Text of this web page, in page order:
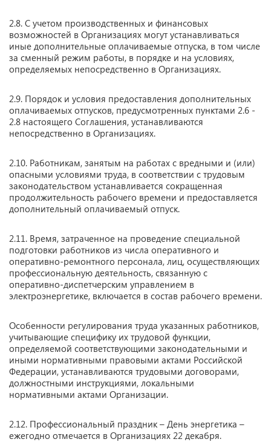
2.8. С учетом производственных и финансовых
возможностей в Организациях могут устанавливаться
иные дополнительные оплачиваемые отпуска, в том числе
за сменный режим работы, в порядке и на условиях,
определяемых непосредственно в Организациях.
2.9. Порядок и условия предоставления дополнительных
оплачиваемых отпусков, предусмотренных пунктами 2.6 -
2.8 настоящего Соглашения, устанавливаются
непосредственно в Организациях.
2.10. Работникам, занятым на работах с вредными и (или)
опасными условиями труда, в соответствии с трудовым
законодательством устанавливается сокращенная
продолжительность рабочего времени и предоставляется
дополнительный оплачиваемый отпуск.
2.11. Время, затраченное на проведение специальной
подготовки работников из числа оперативного и
оперативно-ремонтного персонала, лиц, осуществляющих
профессиональную деятельность, связанную с
оперативно-диспетчерским управлением в
электроэнергетике, включается в состав рабочего времени.
Особенности регулирования труда указанных работников,
учитывающие специфику их трудовой функции,
определяемой соответствующими законодательными и
иными нормативными правовыми актами Российской
Федерации, устанавливаются трудовыми договорами,
должностными инструкциями, локальными
нормативными актами Организации.
2.12. Профессиональный праздник – День энергетика –
ежегодно отмечается в Организациях 22 декабря.